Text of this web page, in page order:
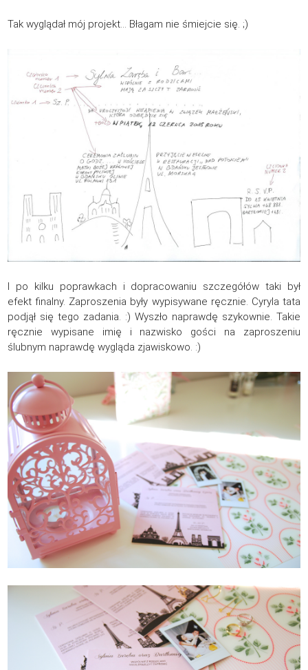
Tak wyglądał mój projekt… Błagam nie śmiejcie się. ;)
I po kilku poprawkach i dopracowaniu szczegółów taki był
efekt finalny. Zaproszenia były wypisywane ręcznie. Cyryla tata
podjął się tego zadania. :) Wyszło naprawdę szykownie. Takie
ręcznie wypisane imię i nazwisko gości na zaproszeniu
ślubnym naprawdę wygląda zjawiskowo. :)